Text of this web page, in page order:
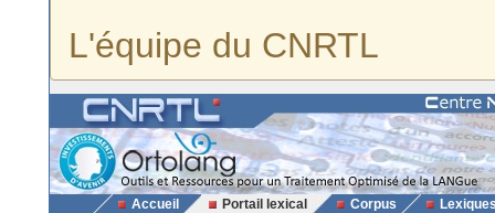
L'équipe du CNRTL
Accueil Portail lexical Corpus